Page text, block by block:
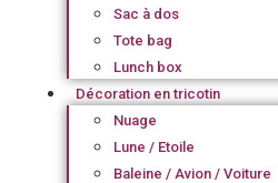
Sac à dos
Tote bag
Lunch box
Décoration en tricotin
Nuage
Lune / Etoile
Baleine / Avion / Voiture